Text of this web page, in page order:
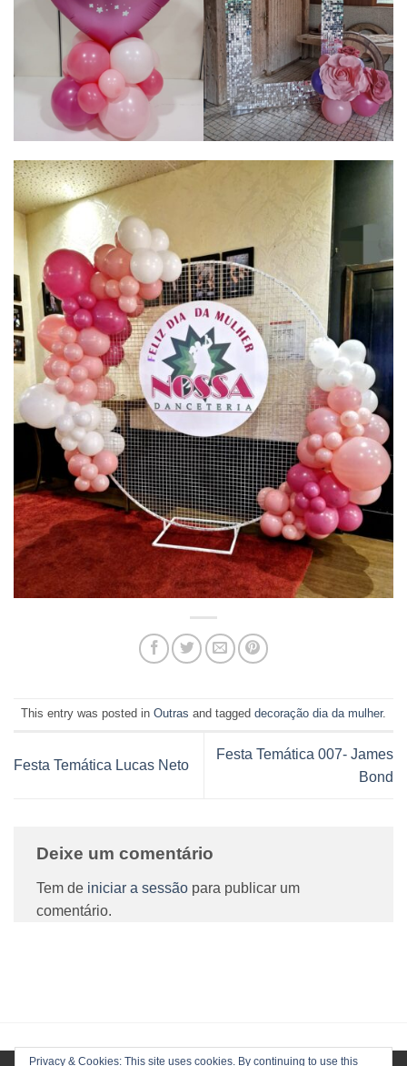
This entry was posted in Outras and tagged decoração dia da mulher.
Festa Temática Lucas Neto
Festa Temática 007- James
Bond
Deixe um comentário
Tem de iniciar a sessão para publicar um
comentário.
Privacy & Cookies: This site uses cookies. By continuing to use this